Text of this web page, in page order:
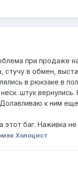
при продаже
в обмен,
в рюкзаке в
штук
к ним
баг. Наживка
Холоцист